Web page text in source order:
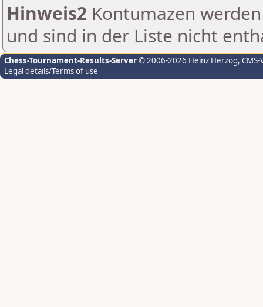
Hinweis2 Kontumazen
und sind in der Liste nicht
Chess-Tournament-Results-Server© 2006-2026 Heinz Herzog,
Legal details/Terms of use